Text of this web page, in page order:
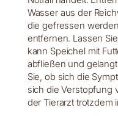
Wasser aus der
die gefressen
entfernen. Lassen
kann Speichel mit
abfließen und
Sie, ob sich die
sich die Verstopfung
der Tierarzt trotzdem